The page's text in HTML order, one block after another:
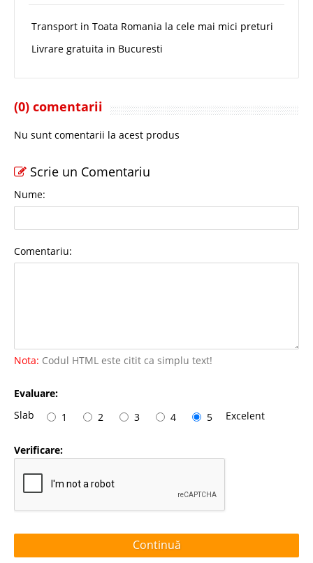
Transport in Toata Romania la cele mai mici preturi
Livrare gratuita in Bucuresti
(0) comentarii
Nu sunt comentarii la acest produs
Scrie un Comentariu
Nume:
Comentariu:
Nota: Codul HTML este citit ca simplu text!
Evaluare:
Slab
1 2 3 4 5 Excelent
Verificare:
Continuă